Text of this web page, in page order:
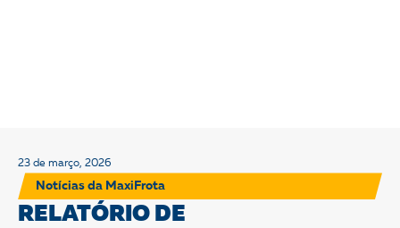
23 de março, 2026
Notícias da MaxiFrota
RELATÓRIO DE